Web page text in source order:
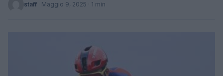
staff · Maggio 9, 2025 · 1 min